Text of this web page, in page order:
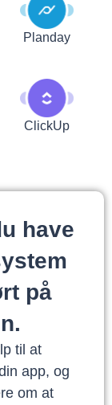
Planday
ClickUp
have
på
til at
app, og
om at